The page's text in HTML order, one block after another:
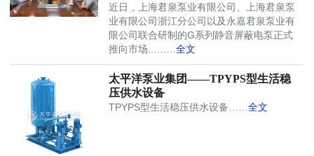
近日，上海君泉泵业有限公司、上海君泉泵
业有限公司浙江分公司以及永嘉君泉泵业有
限公司联合研制的G系列静音屏蔽电泵正式
推向市场...…… 全文
太平洋泵业集团——TPYPS型生活稳
压供水设备
TPYPS型生活稳压供水设备…… 全文